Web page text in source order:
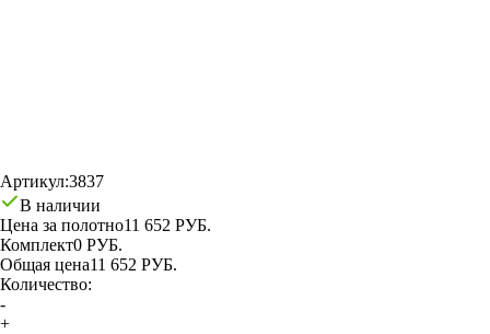
Артикул:3837
В наличии
Цена за полотно11 652 РУБ.
Комплект0 РУБ.
Общая цена11 652 РУБ.
Количество:
-
+